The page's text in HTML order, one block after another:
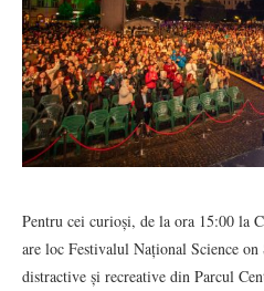
Pentru cei curioși, de la ora 15:00 la
are loc Festivalul Național Science
distractive și recreative din Parcul